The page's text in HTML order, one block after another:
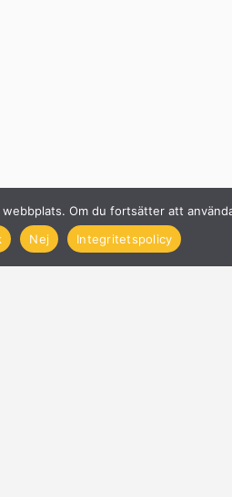
Om du fortsätter att
Nej Integritetspolicy